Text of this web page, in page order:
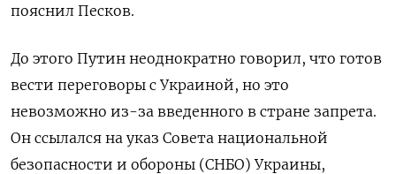
пояснил Песков.
До этого Путин неоднократно говорил, что готов
вести переговоры с Украиной, но это
невозможно из-за введенного в стране запрета.
Он ссылался на указ Совета национальной
безопасности и обороны (СНБО) Украины,